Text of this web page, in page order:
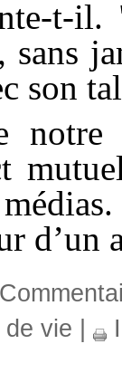
t-
sans
son
d’un
de vie